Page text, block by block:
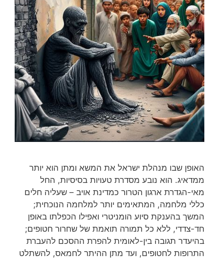
האופן שבו מנהלת ישראל את המשא ומתן הוא יותר
ממדאיג. הוא נובע מסדרת טעויות בסיסיות, החל
מאי-הגדרת ארגון הטרור כמדינת אויב – שעליה חלים
כללי מלחמה, המתאימים יותר למלחמה הנוכחית;
המשך בהענקת סיוע הומניטרי ואפילו הכפלתו באופן
חד-צדדי, ללא כל תמורה תואמת של שחרור חטופים;
בהיעדר תגובה בין-לאומית להפרת ההסכם להעברת
התרופות לחטופים, ועד מתן ההיתר לחמאס, להשתלט